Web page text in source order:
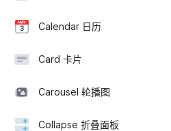
Calendar 日历
Card 卡片
Carousel 轮播图
Collapse 折叠面板